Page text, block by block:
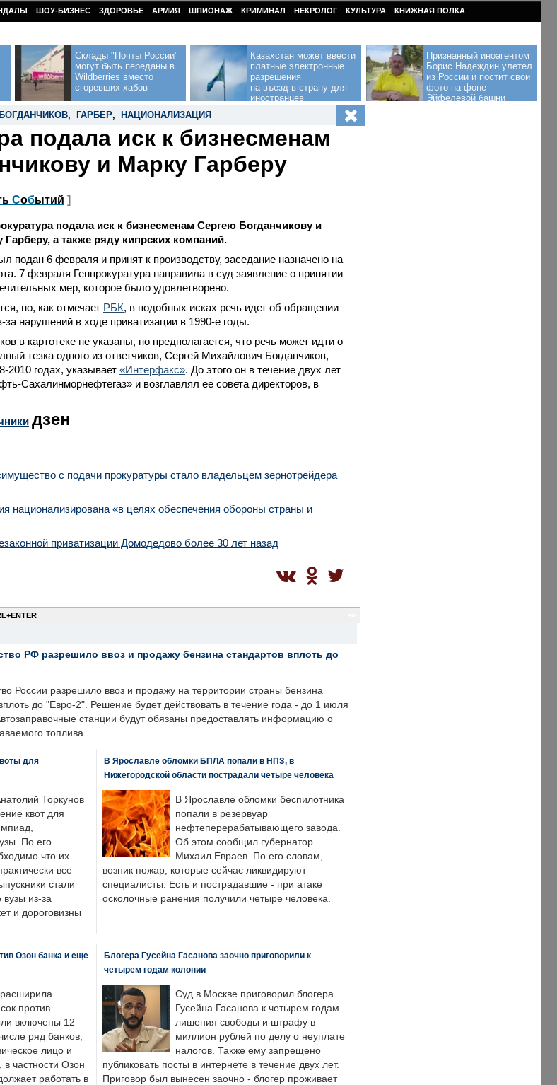
ШОУ-БИЗНЕС ЗДОРОВЬЕ АРМИЯ ШПИОНАЖ КРИМИНАЛ НЕКРОЛОГ КУЛЬТУРА КНИЖНАЯ ПОЛКА
Склады "Почты России"
могут быть переданы в
Wildberries вместо
сгоревших хабов
Казахстан может ввести
платные электронные
разрешения
на въезд в страну для
иностранцев
Признанный иноагентом
Борис Надеждин улетел
из России и постит свои
фото на фоне
Эйфелевой башни
БОГДАНЧИКОВ, ГАРБЕР, НАЦИОНАЛИЗАЦИЯ
подала иск к бизнесменам
и Марку Гарберу
Событий ]
подала иск к бизнесменам Сергею Богданчикову и
Гарберу, а также ряду кипрских компаний.
подан 6 февраля и принят к производству, заседание назначено на
7 февраля Генпрокуратура направила в суд заявление о принятии
мер, которое было удовлетворено.
но, как отмечает РБК, в подобных исках речь идет об обращении
за нарушений в ходе приватизации в 1990-е годы.
в картотеке не указаны, но предполагается, что речь может идти о
тезка одного из ответчиков, Сергей Михайлович Богданчиков,
2010 годах, указывает «Интерфакс». До этого он в течение двух лет
Сахалинморнефтегаз» и возглавлял ее совета директоров, в
дзен
с подачи прокуратуры стало владельцем зернотрейдера
национализирована «в целях обеспечения обороны страны и
приватизации Домодедово более 30 лет назад
РФ разрешило ввоз и продажу бензина стандартов вплоть до
России разрешило ввоз и продажу на территории страны бензина
до "Евро-2". Решение будет действовать в течение года - до 1 июля
станции будут обязаны предоставлять информацию о
топлива.
для
Торкунов
квот для
По его
что их
все
стали
из-за
и дороговизны
В Ярославле обломки БПЛА попали в НПЗ, в
Нижегородской области пострадали четыре человека
В Ярославле обломки беспилотника
попали в резервуар
нефтеперерабатывающего завода.
Об этом сообщил губернатор
Михаил Евраев. По его словам,
возник пожар, которые сейчас ликвидируют
специалисты. Есть и пострадавшие - при атаке
осколочные ранения получили четыре человека.
Озон банка и еще
против
включены 12
ряд банков,
лицо и
частности Озон
работать в
Блогера Гусейна Гасанова заочно приговорили к
четырем годам колонии
Суд в Москве приговорил блогера
Гусейна Гасанова к четырем годам
лишения свободы и штрафу в
миллион рублей по делу о неуплате
налогов. Также ему запрещено
публиковать посты в интернете в течение двух лет.
Приговор был вынесен заочно - блогер проживает